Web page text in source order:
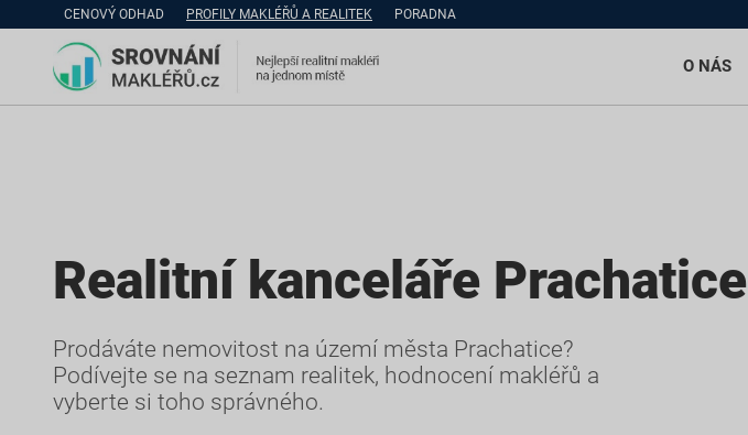
CENOVÝ ODHAD PROFILY MAKLÉŘŮ A REALITEK PORADNA
O NÁS
Realitní kanceláře Prachatice
Prodáváte nemovitost na území města Prachatice?
Podívejte se na seznam realitek, hodnocení makléřů a
vyberte si toho správného.